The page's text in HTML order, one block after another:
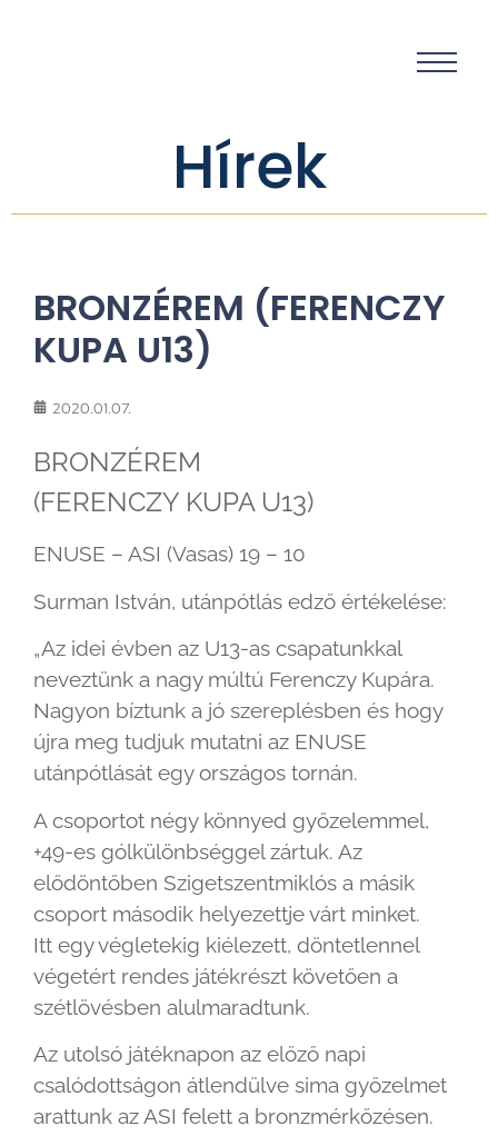
Hírek
BRONZÉREM (FERENCZY
KUPA U13)
2020.01.07.
BRONZÉREM
(FERENCZY KUPA U13)
ENUSE – ASI (Vasas) 19 – 10
Surman István, utánpótlás edző értékelése:
„Az idei évben az U13-as csapatunkkal
neveztünk a nagy múltú Ferenczy Kupára.
Nagyon bíztunk a jó szereplésben és hogy
újra meg tudjuk mutatni az ENUSE
utánpótlását egy országos tornán.
A csoportot négy könnyed győzelemmel,
+49-es gólkülönbséggel zártuk. Az
elődöntőben Szigetszentmiklós a másik
csoport második helyezettje várt minket.
Itt egy végletekig kiélezett, döntetlennel
végetért rendes játékrészt követően a
szétlövésben alulmaradtunk.
Az utolsó játéknapon az előző napi
csalódottságon átlendülve sima győzelmet
arattunk az ASI felett a bronzmérkőzésen.